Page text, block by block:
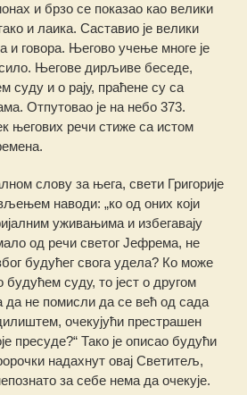
и брзо се показао као велики
и лаика. Саставио је велики
и говора. Његово учење многе је
Његове дирљиве беседе,
суду и о рају, праћене су са
Отпутовао је на небо 373.
његових речи стиже са истом
слову за њега, свети Григорије
наводи: „ко од оних који
уживањима и избегавају
од речи светог Јефрема, не
будућег свога удела? Ко може
будућем суду, то јест о другом
да не помисли да се већ од сада
очекујући престрашен
пресуде?“ Тако је описао будући
надахнут овај Светитељ,
за себе нема да очекује.